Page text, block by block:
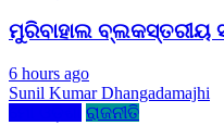
ମୁରିବାହାଲ ବ୍ଲକସ୍ତରୀୟ
6 hours ago
Sunil Kumar Dhangadamajhi
ରାଜନୀତି